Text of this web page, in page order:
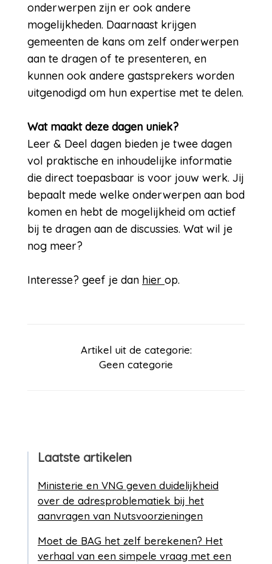
onderwerpen zijn er ook andere
mogelijkheden. Daarnaast krijgen
gemeenten de kans om zelf onderwerpen
aan te dragen of te presenteren, en
kunnen ook andere gastsprekers worden
uitgenodigd om hun expertise met te delen.
Wat maakt deze dagen uniek?
Leer & Deel dagen bieden je twee dagen
vol praktische en inhoudelijke informatie
die direct toepasbaar is voor jouw werk. Jij
bepaalt mede welke onderwerpen aan bod
komen en hebt de mogelijkheid om actief
bij te dragen aan de discussies. Wat wil je
nog meer?
Interesse? geef je dan hier op.
Artikel uit de categorie:
Geen categorie
Laatste artikelen
Ministerie en VNG geven duidelijkheid
over de adresproblematiek bij het
aanvragen van Nutsvoorzieningen
Moet de BAG het zelf berekenen? Het
verhaal van een simpele vraag met een